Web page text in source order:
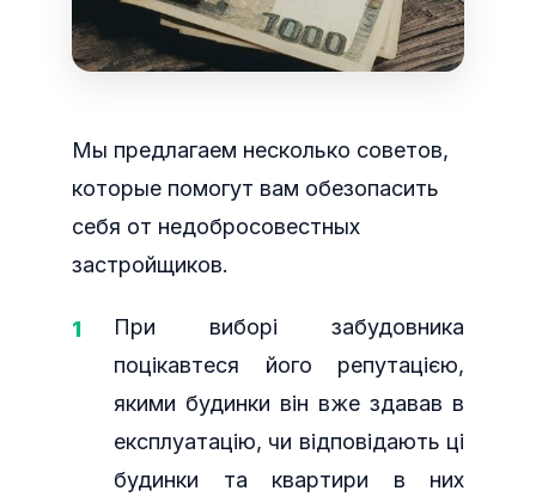
Мы предлагаем несколько советов,
которые помогут вам обезопасить
себя от недобросовестных
застройщиков.
При виборі забудовника
поцікавтеся його репутацією,
якими будинки він вже здавав в
експлуатацію, чи відповідають ці
будинки та квартири в них